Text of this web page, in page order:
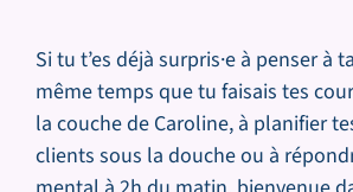
Si tu t’es déjà surpris·e à penser à
même temps que tu faisais tes
la couche de Caroline, à planifier
clients sous la douche ou à